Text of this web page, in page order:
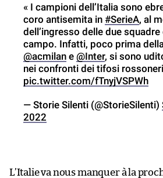
« I campioni dell’Italia sono
coro antisemita in #SerieA, al
dell’ingresso delle due
campo. Infatti, poco prima
@acmilan e @Inter, si sono
nei confronti dei tifosi rossoneri
pic.twitter.com/fTnyjVSPWh
— Storie Silenti (@StorieSilenti)
2022
L’Italie va nous manquer à la